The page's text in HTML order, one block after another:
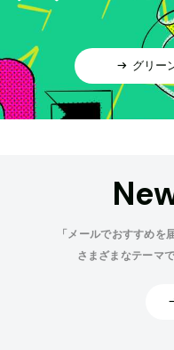
グリー
「メールでおすすめを
さまざまなテーマ